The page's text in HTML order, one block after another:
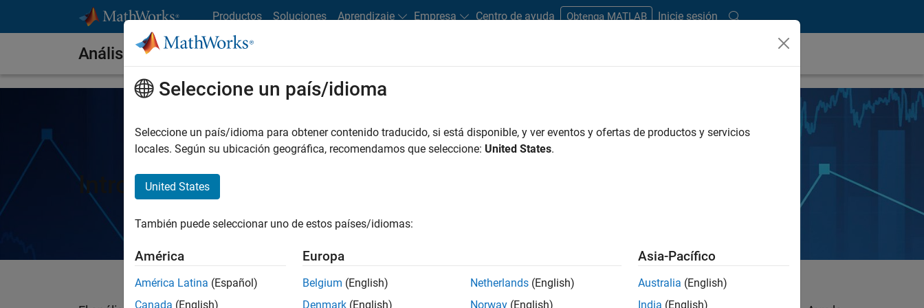
Productos Soluciones Aprendizaje Empresa Centro de ayuda Obtenga MATLAB Inicie sesión
Análisis de series temporales
Introducción al análisis de series temporales
Seleccione un país/idioma
Seleccione un país/idioma para obtener contenido traducido, si está disponible, y ver eventos y ofertas de productos y servicios
locales. Según su ubicación geográfica, recomendamos que seleccione: United States.
United States
También puede seleccionar uno de estos países/idiomas:
América
América Latina (Español)
Canada (English)
Europa
Belgium (English)
Denmark (English)
Netherlands (English)
Norway (English)
Asia-Pacífico
Australia (English)
India (English)